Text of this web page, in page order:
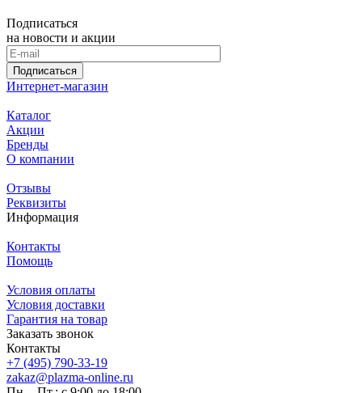
Подписаться
на новости и акции
Подписаться
Интернет-магазин
Каталог
Акции
Бренды
О компании
Отзывы
Реквизиты
Информация
Контакты
Помощь
Условия оплаты
Условия доставки
Гарантия на товар
Заказать звонок
Контакты
+7 (495) 790-33-19
zakaz@plazma-online.ru